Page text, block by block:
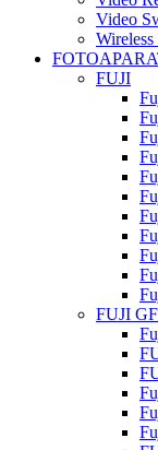
Video
Wireless
FUJI
FUJI